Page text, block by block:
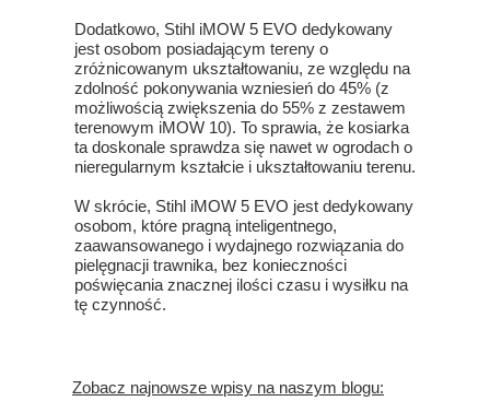
Dodatkowo, Stihl iMOW 5 EVO dedykowany
jest osobom posiadającym tereny o
zróżnicowanym ukształtowaniu, ze względu na
zdolność pokonywania wzniesień do 45% (z
możliwością zwiększenia do 55% z zestawem
terenowym iMOW 10). To sprawia, że kosiarka
ta doskonale sprawdza się nawet w ogrodach o
nieregularnym kształcie i ukształtowaniu terenu.
W skrócie, Stihl iMOW 5 EVO jest dedykowany
osobom, które pragną inteligentnego,
zaawansowanego i wydajnego rozwiązania do
pielęgnacji trawnika, bez konieczności
poświęcania znacznej ilości czasu i wysiłku na
tę czynność.
Zobacz najnowsze wpisy na naszym blogu: